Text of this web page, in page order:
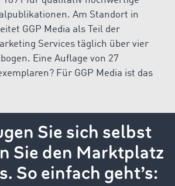
Am Standort in
GGP Media als Teil der
Services täglich über vier
Eine Auflage von 27
Für GGP Media ist das
Sie sich selbst
Sie den Marktplatz
So einfach geht’s: